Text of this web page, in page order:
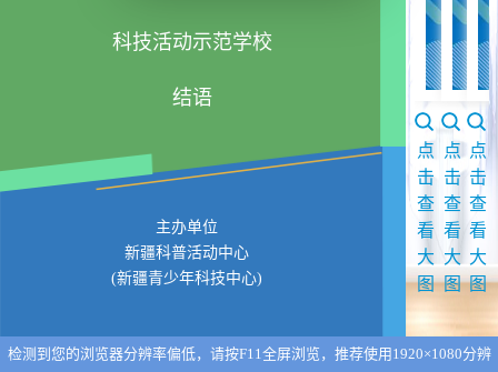
科技活动示范学校
结语
主办单位
新疆科普活动中心
(新疆青少年科技中心)
点
击
查
看
大
图
点
击
查
看
大
图
点
击
查
看
大
图
检测到您的浏览器分辨率偏低，请按F11全屏浏览，推荐使用1920×1080分辨